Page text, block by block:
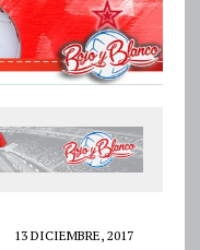
13 DICIEMBRE, 2017